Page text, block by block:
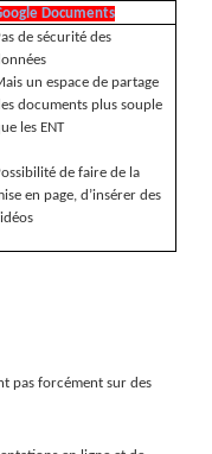
Documents
de sécurité des
un espace de partage
documents plus souple
les ENT
de faire de la
en page, d’insérer des
pas forcément sur des